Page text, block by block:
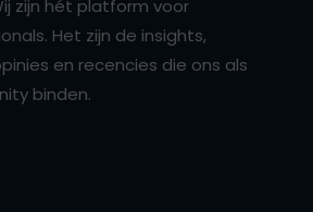
zijn hét platform voor
Het zijn de insights,
en recencies die ons als
binden.